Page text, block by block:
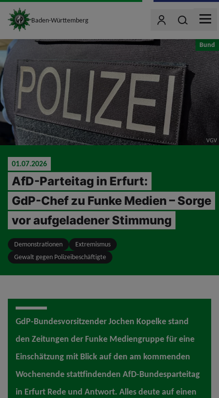
jumpToMain
site_logo
Baden-Württemberg BenutzerWonach
MENU
VGV
Bund
01.07.2026
AfD-Parteitag in Erfurt:
GdP-Chef zu Funke Medien – Sorge
vor aufgeladener Stimmung
Demonstrationen
Extremismus
Gewalt gegen Polizeibeschäftigte
GdP-Bundesvorsitzender Jochen Kopelke stand
den Zeitungen der Funke Mediengruppe für eine
Einschätzung mit Blick auf den am kommenden
Wochenende stattfindenden AfD-Bundesparteitag
in Erfurt Rede und Antwort. Alles deute auf einen